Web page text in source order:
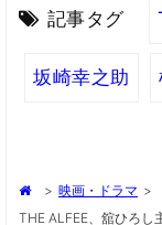
記事タグ
坂崎幸之助
> 映画・ドラマ >
THE ALFEE、舘ひろし